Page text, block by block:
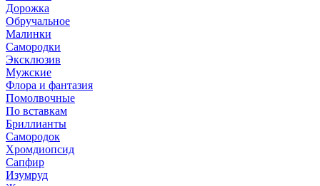
Дорожка
Обручальное
Малинки
Самородки
Эксклюзив
Мужские
Флора и фантазия
Помолвочные
По вставкам
Бриллианты
Самородок
Хромдиопсид
Сапфир
Изумруд